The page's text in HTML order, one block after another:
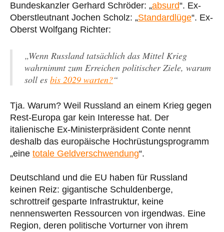
Bundeskanzler Gerhard Schröder: „absurd“. Ex-
Oberstleutnant Jochen Scholz: „Standardlüge“. Ex-
Oberst Wolfgang Richter:
„Wenn Russland tatsächlich das Mittel Krieg
wahrnimmt zum Erreichen politischer Ziele, warum
soll es bis 2029 warten?“
Tja. Warum? Weil Russland an einem Krieg gegen
Rest-Europa gar kein Interesse hat. Der
italienische Ex-Ministerpräsident Conte nennt
deshalb das europäische Hochrüstungsprogramm
„eine totale Geldverschwendung“.
Deutschland und die EU haben für Russland
keinen Reiz: gigantische Schuldenberge,
schrottreif gesparte Infrastruktur, keine
nennenswerten Ressourcen von irgendwas. Eine
Region, deren politische Vorturner von ihrem